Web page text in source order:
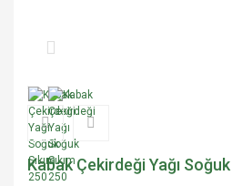
Kabak Çekirdeği Yağı Soğuk